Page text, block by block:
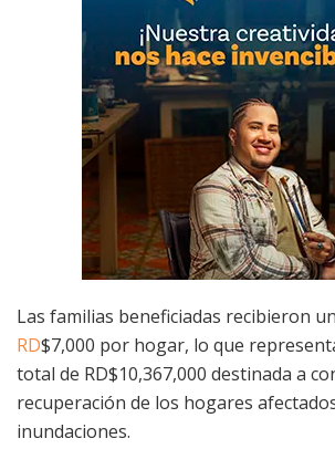
Las familias beneficiadas recibieron
RD$7,000 por hogar, lo que
total de RD$10,367,000 destinada a
recuperación de los hogares
inundaciones.